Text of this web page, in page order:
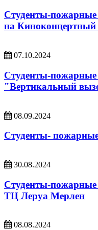
Студенты-пожарные
на
07.10.2024
Студенты-пожарные
"Вертикальный
08.09.2024
Студенты-
30.08.2024
Студенты-
ТЦ Леруа Мерлен
08.08.2024